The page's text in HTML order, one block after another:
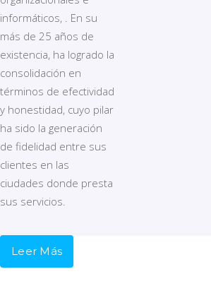
informáticos, . En su
más de 25 años de
existencia, ha logrado la
consolidación en
términos de efectividad
y honestidad, cuyo pilar
ha sido la generación
de fidelidad entre sus
clientes en las
ciudades donde presta
sus servicios.
Leer Más